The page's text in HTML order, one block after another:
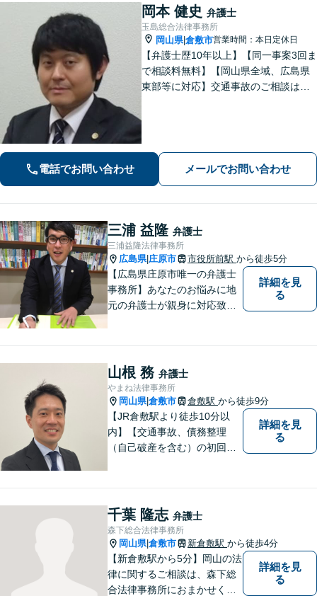
岡本 健史 弁護士
玉島総合法律事務所
岡山県|倉敷市営業時間：本日定休日
【弁護士歴10年以上】【同一事案3回ま
で相談料無料】【岡山県全域、広島県
東部等に対応】交通事故のご相談はお
電話でお問い合わせ メールでお問い合わせ
三浦 益隆 弁護士
三浦益隆法律事務所
広島県| 庄原市 市役所前駅 から徒歩5分
【広島県庄原市唯一の弁護士
事務所】あなたのお悩みに地
元の弁護士が親身に対応致し
詳細を見
る
山根 務 弁護士
やまね法律事務所
岡山県|倉敷市 倉敷駅 から徒歩9分
【JR倉敷駅より徒歩10分以
内】【交通事故、債務整理
（自己破産を含む）の初回相
詳細を見
る
千葉 隆志 弁護士
森下総合法律事務所
岡山県|倉敷市 新倉敷駅 から徒歩4分
【新倉敷駅から5分】岡山の法
律に関するご相談は、森下総
合法律事務所におまかせくだ
詳細を見
る